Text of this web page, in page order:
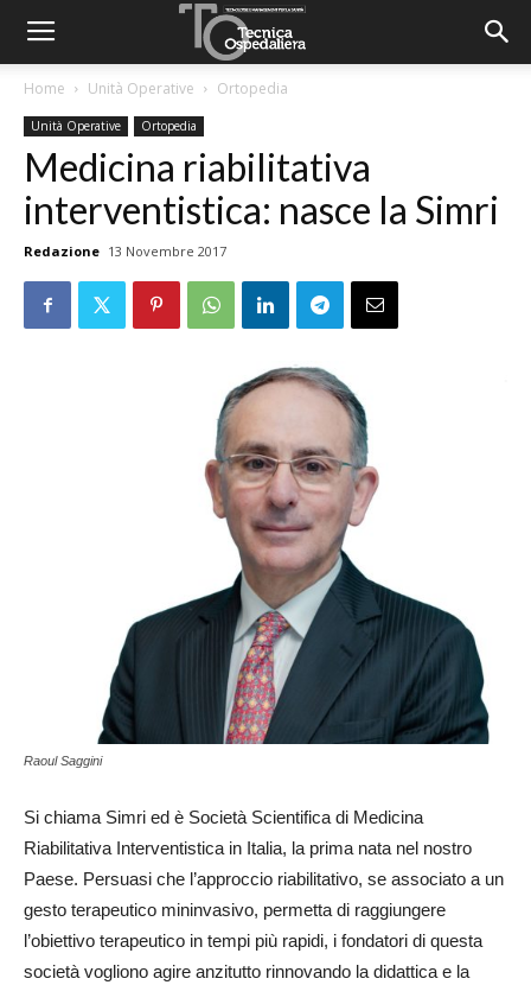
Home Unità Operative Ortopedia
Unità Operative Ortopedia
Medicina riabilitativa
interventistica: nasce la Simri
Redazione 13 Novembre 2017
Raoul Saggini
Si chiama Simri ed è Società Scientifica di Medicina
Riabilitativa Interventistica in Italia, la prima nata nel nostro
Paese. Persuasi che l’approccio riabilitativo, se associato a un
gesto terapeutico mininvasivo, permetta di raggiungere
l’obiettivo terapeutico in tempi più rapidi, i fondatori di questa
società vogliono agire anzitutto rinnovando la didattica e la